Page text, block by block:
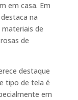
em casa. Em
na
de
de
destaque
tipo de tela é
em